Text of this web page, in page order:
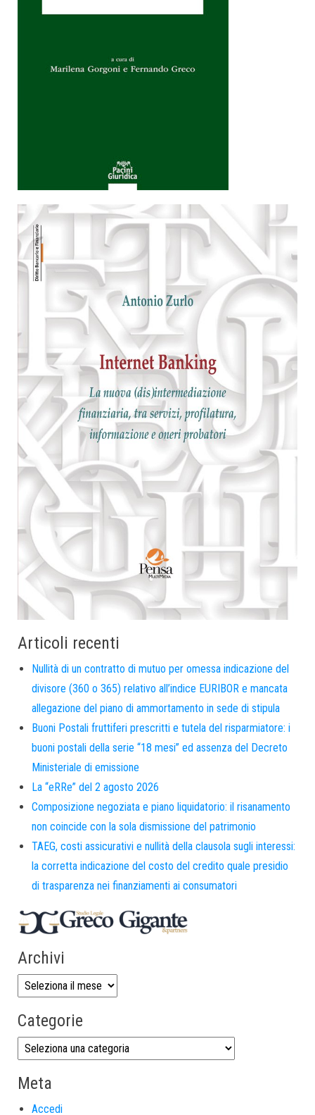
Articoli recenti
Nullità di un contratto di mutuo per omessa indicazione del
divisore (360 o 365) relativo all’indice EURIBOR e mancata
allegazione del piano di ammortamento in sede di stipula
Buoni Postali fruttiferi prescritti e tutela del risparmiatore: i
buoni postali della serie “18 mesi” ed assenza del Decreto
Ministeriale di emissione
La “eRRe” del 2 agosto 2026
Composizione negoziata e piano liquidatorio: il risanamento
non coincide con la sola dismissione del patrimonio
TAEG, costi assicurativi e nullità della clausola sugli interessi:
la corretta indicazione del costo del credito quale presidio
di trasparenza nei finanziamenti ai consumatori
Archivi
Categorie
Meta
Accedi